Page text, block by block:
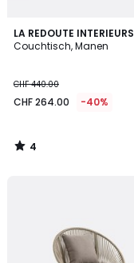
LA REDOUTE INTERIEURS
Couchtisch, Manen
CHF 440.00
CHF 264.00 -40%
4
/
4
/